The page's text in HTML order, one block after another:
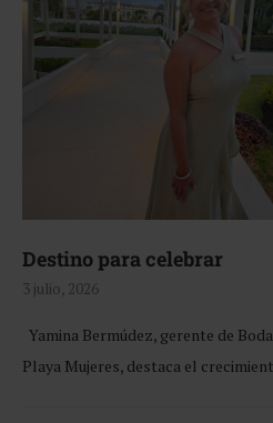
Destino para celebrar
3 julio, 2026
Yamina Bermúdez, gerente de
Playa Mujeres, destaca el